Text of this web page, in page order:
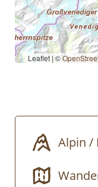
Leaflet | ©
Alpin /